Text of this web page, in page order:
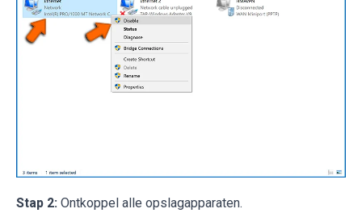
Stap 2: Ontkoppel alle opslagapparaten.